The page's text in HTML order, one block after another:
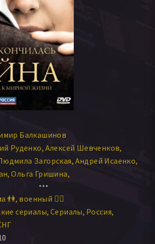
Балкашинов
Руденко Алексей Шевченков
Загорская Андрей Исаенко
Ольга Гришина
Николай Иванов
Сергей Калантай
Елена Дудина Михаил Кришталь
Александр Гетманский
👫 военный 👨‍✈️
сериалы Сериалы Россия